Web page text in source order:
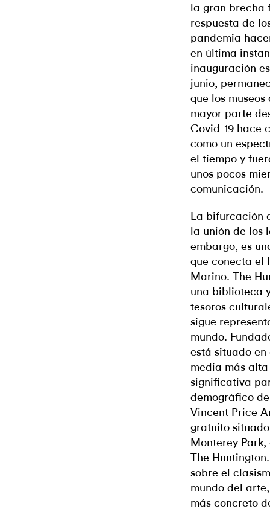
la gran
respuesta de
pandemia
en última
inauguración
junio,
que los
mayor parte
Covid-19 hace
como un
el tiempo y
unos pocos
comunicación.
La bifurcación
la unión de los
embargo, es
que conecta el
Marino. The
una biblioteca
tesoros
sigue
mundo.
está situado
media más
significativa
demográfico
Vincent Price
gratuito
Monterey
The
sobre el
mundo del
más concreto